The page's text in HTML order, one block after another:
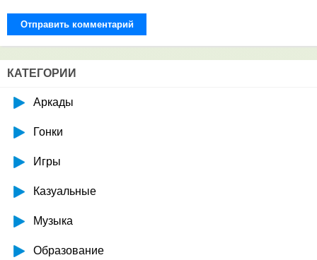
КАТЕГОРИИ
Аркады
Гонки
Игры
Казуальные
Музыка
Образование